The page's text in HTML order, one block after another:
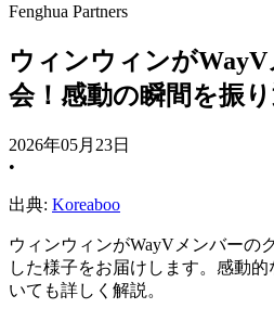
Fenghua Partners
ウィンウィンが
会！感動の瞬間を振
2026年05月23日
•
出典: Koreaboo
ウィンウィンがWayVメンバーの
した様子をお届けします。感動
いても詳しく解説。